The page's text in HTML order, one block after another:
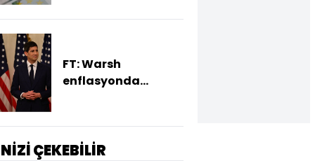
FT: Warsh
enflasyonda
ÇEKEBİLİR